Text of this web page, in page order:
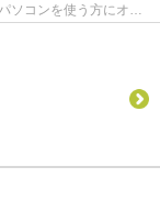
ソコンを使う方にオス